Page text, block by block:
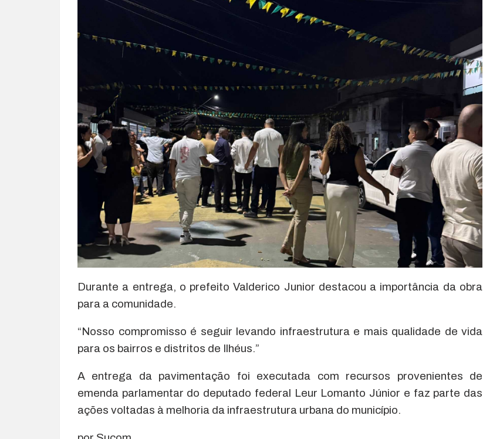
Durante a entrega, o prefeito Valderico Junior destacou a importância da obra
para a comunidade.
“Nosso compromisso é seguir levando infraestrutura e mais qualidade de vida
para os bairros e distritos de Ilhéus.”
A entrega da pavimentação foi executada com recursos provenientes de
emenda parlamentar do deputado federal Leur Lomanto Júnior e faz parte das
ações voltadas à melhoria da infraestrutura urbana do município.